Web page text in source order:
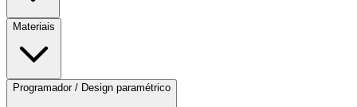
Materiais
Programador / Design paramétrico